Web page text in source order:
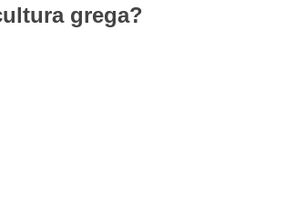
grega?